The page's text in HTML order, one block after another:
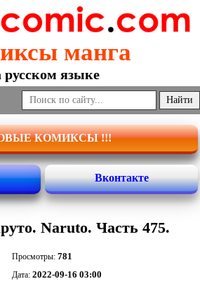
манга
русском языке
КОМИКСЫ !!!
Вконтакте
Naruto. Часть 475.
Просмотры: 781
Дата: 2022-09-16 03:00